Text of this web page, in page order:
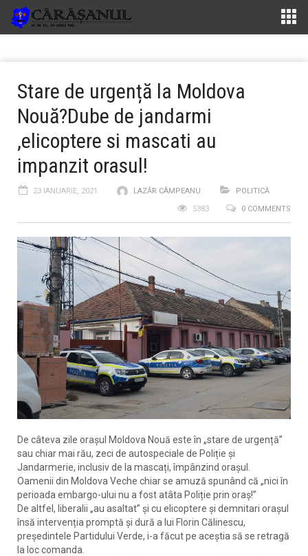
Stare de urgență la Moldova
Nouă?Dube de jandarmi
,elicoptere si mascati au
impanzit orasul!
23 IANUARIE, 2021 LAZĂR CÂMPEANU
POLITICĂ
0 COMMENTS
5383
De câteva zile orașul Moldova Nouă este în „stare de urgență”
sau chiar mai rău, zeci de autospeciale de Poliție și
Jandarmerie, inclusiv de la mascați, împânzind orașul.
Oamenii din Moldova Veche chiar se amuză spunând că „nici în
perioada embargo-ului nu a fost atâta Poliție prin oraș!”
De altfel, liberalii „au asaltat” și cu elicoptere și demnitari orașul
însă intervenția promptă și dură a lui Florin Călinescu,
președintele Partidului Verde, i-a făcut pe aceștia să se retragă
la loc comanda.